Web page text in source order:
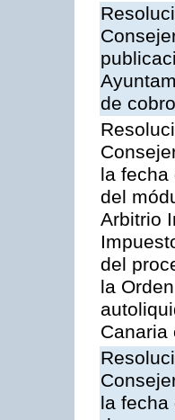
de
la fecha
del
Arbitrio
del
la
Canaria
la fecha